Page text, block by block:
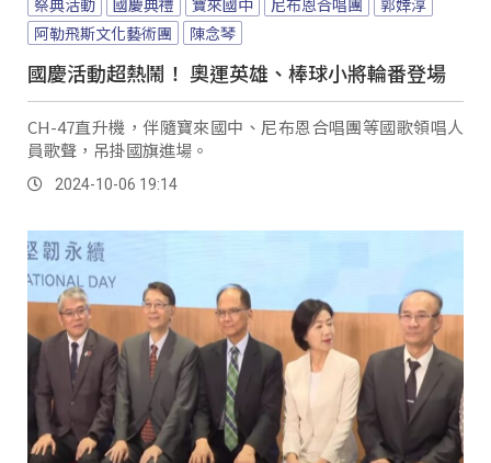
祭典活動 國慶典禮 寶來國中 尼布恩合唱團
郭婞淳
阿勒飛斯文化藝術團
陳念琴
國慶活動超熱鬧！ 奧運英雄、棒球小將輪番登場
CH-47直升機，伴隨寶來國中、尼布恩合唱團等國歌領唱人
員歌聲，吊掛國旗進場。
2024-10-06 19:14